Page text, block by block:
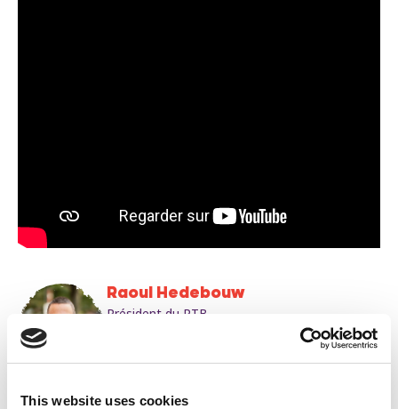
This website uses cookies
Raoul Hedebouw
Président du PTB
Facebook